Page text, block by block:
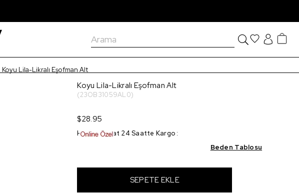
Koyu Lila-Likralı Eşofman Alt
Koyu Lila-Likralı Eşofman Alt
(23OB31059AL0)
$28.95
Hızlı Teslimat 24 Saatte Kargo :
Beden Tablosu